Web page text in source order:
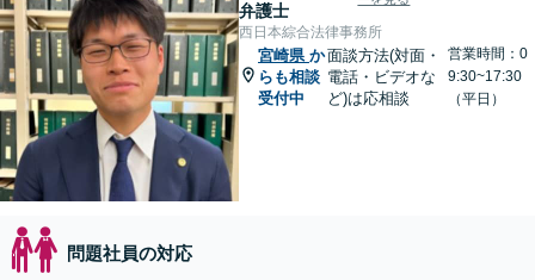
弁護士
西日本綜合法律事務所
宮崎県 か
らも相談
受付中
面談方法(対面・
電話・ビデオな
ど)は応相談
営業時間：0
9:30~17:30
（平日）
問題社員の対応